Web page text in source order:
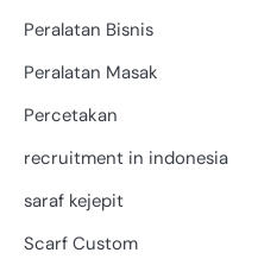
Peralatan Bisnis
Peralatan Masak
Percetakan
recruitment in indonesia
saraf kejepit
Scarf Custom